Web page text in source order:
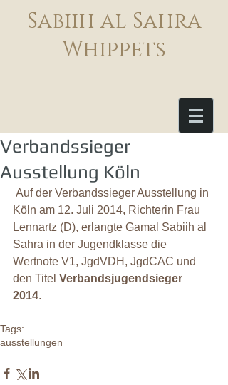
Sabiih al Sahra
Whippets
Verbandssieger
Ausstellung Köln
Köln am 12. Juli 2014, Richterin Frau
Lennartz (D), erlangte Gamal Sabiih al
Sahra in der Jugendklasse die
Wertnote V1, JgdVDH, JgdCAC und
den Titel Verbandsjugendsieger
2014.
Tags:
ausstellungen